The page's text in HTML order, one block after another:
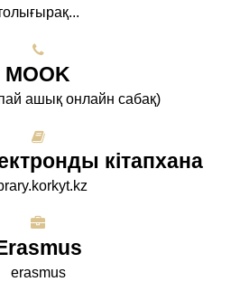
МООK
ашық онлайн сабақ)
кітапхана
erasmus